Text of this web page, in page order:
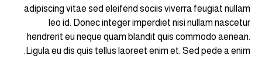
adipiscing vitae sed eleifend sociis viverra feugiat nullam
leo id. Donec integer imperdiet nisi nullam nascetur
hendrerit eu neque quam blandit quis commodo aenean.
Ligula eu dis quis tellus laoreet enim et. Sed pede a enim.